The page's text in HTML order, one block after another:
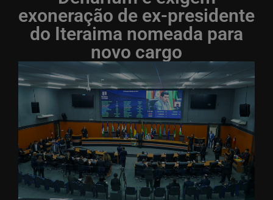
exoneração de ex-presidente
do Iteraima nomeada para
novo cargo